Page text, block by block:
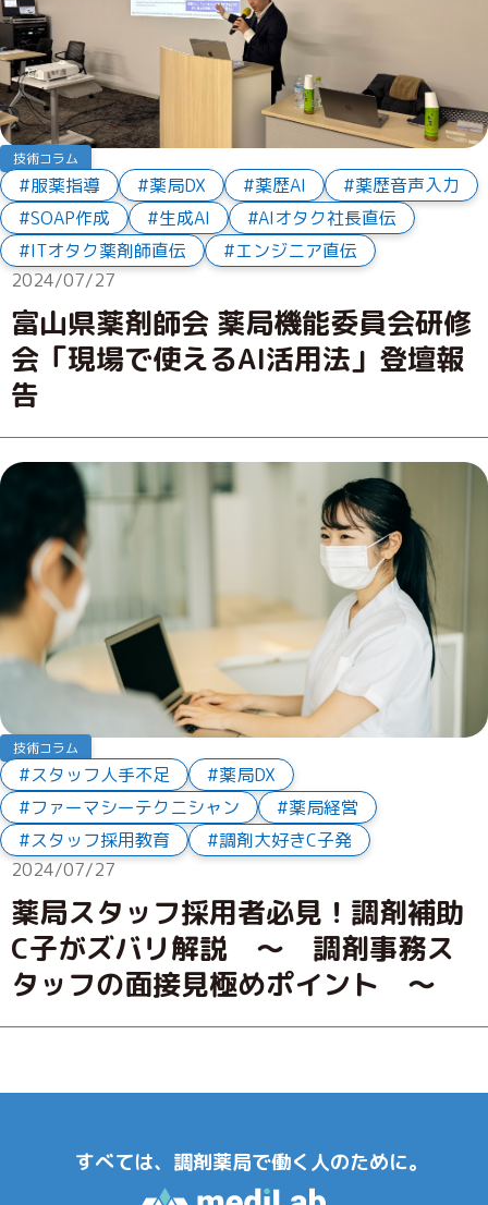
技術コラム
服薬指導 薬局DX 薬歴AI
薬歴音声入力
SOAP作成
生成AI
AIオタク社長直伝
ITオタク薬剤師直伝
エンジニア直伝
2024/07/27
富山県薬剤師会 薬局機能委員会研修
会「現場で使えるAI活用法」登壇報
告
技術コラム
スタッフ人手不足
薬局DX
ファーマシーテクニシャン
薬局経営
スタッフ採用教育
調剤大好きC子発
2024/07/27
薬局スタッフ採用者必見！調剤補助
C子がズバリ解説 ～ 調剤事務ス
タッフの面接見極めポイント ～
すべては、調剤薬局で働く人のために。